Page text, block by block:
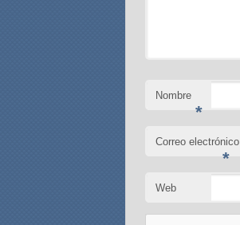
Nombre
*
Correo electrónico
*
Web